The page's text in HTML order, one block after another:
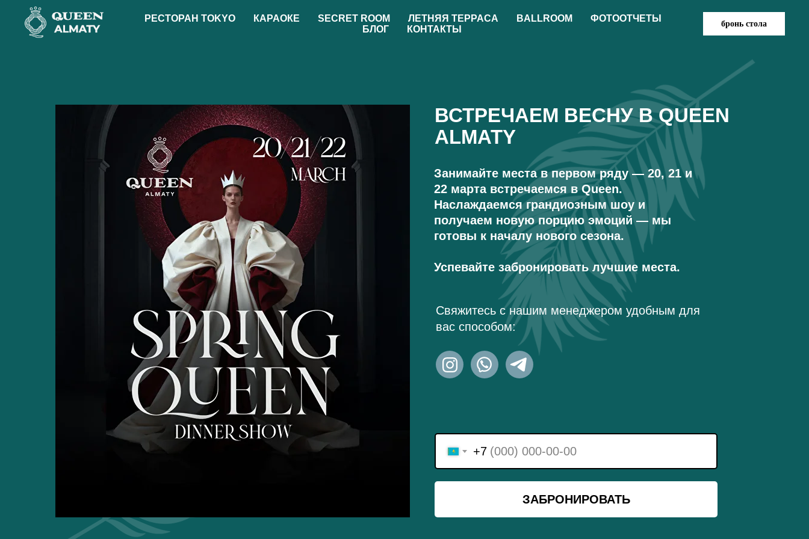
РЕСТОРАН TOKYO КАРАОКЕ SECRET ROOM ЛЕТНЯЯ ТЕРРАСА BALLROOM
ФОТООТЧЕТЫ
БЛОГ
КОНТАКТЫ
бронь стола
ВСТРЕЧАЕМ ВЕСНУ В QUEEN
ALMATY
Занимайте места в первом ряду — 20, 21 и
22 марта встречаемся в Queen.
Наслаждаемся грандиозным шоу и
получаем новую порцию эмоций — мы
готовы к началу нового сезона.
Успевайте забронировать лучшие места.
Свяжитесь с нашим менеджером удобным для
вас способом:
+7
ЗАБРОНИРОВАТЬ